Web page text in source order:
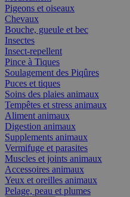
Pigeons et oiseaux
Chevaux
Bouche, gueule et bec
Insectes
Insect-repellent
Pince à Tiques
Soulagement des Piqûres
Puces et tiques
Soins des plaies animaux
Tempêtes et stress animaux
Aliment animaux
Digestion animaux
Supplements animaux
Vermifuge et parasites
Muscles et joints animaux
Accessoires animaux
Yeux et oreilles animaux
Pelage, peau et plumes